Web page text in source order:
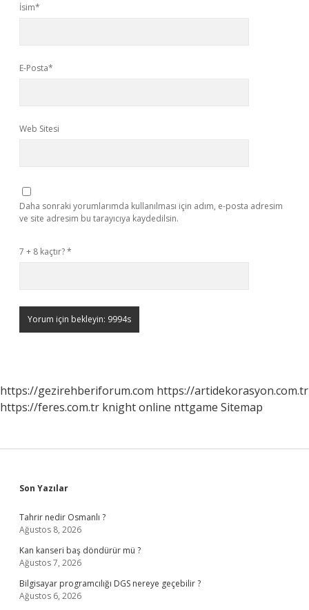
İsim*
E-Posta*
Web Sitesi
Daha sonraki yorumlarımda kullanılması için adım, e-posta adresim
ve site adresim bu tarayıcıya kaydedilsin.
7 + 8 kaçtır?*
https://gezirehberiforum.com https://artidekorasyon.com.tr
https://feres.com.tr knight online nttgame Sitemap
Sidebar
Son Yazılar
Tahrir nedir Osmanlı ?
Ağustos 8, 2026
Kan kanseri baş döndürür mü ?
Ağustos 7, 2026
Bilgisayar programcılığı DGS nereye geçebilir ?
Ağustos 6, 2026